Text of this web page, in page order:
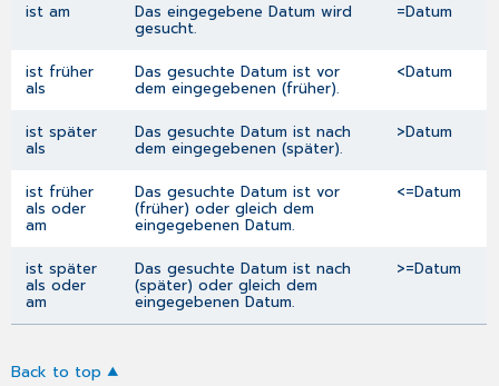
ist am Das eingegebene Datum wird
gesucht.
=Datum
ist früher
als
Das gesuchte Datum ist vor
dem eingegebenen (früher).
<Datum
ist später
als
Das gesuchte Datum ist nach
dem eingegebenen (später).
>Datum
ist früher
als oder
am
Das gesuchte Datum ist vor
(früher) oder gleich dem
eingegebenen Datum.
<=Datum
ist später
als oder
am
Das gesuchte Datum ist nach
(später) oder gleich dem
eingegebenen Datum.
>=Datum
Back to top